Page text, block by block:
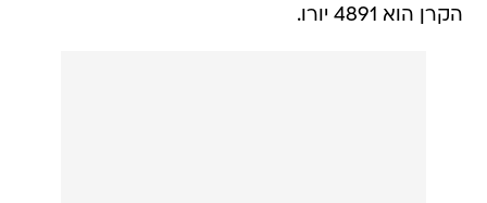
הקרן הוא 4891 יורו.